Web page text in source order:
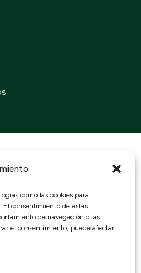
como las cookies para
consentimiento de estas
de navegación o las
el consentimiento, puede afectar